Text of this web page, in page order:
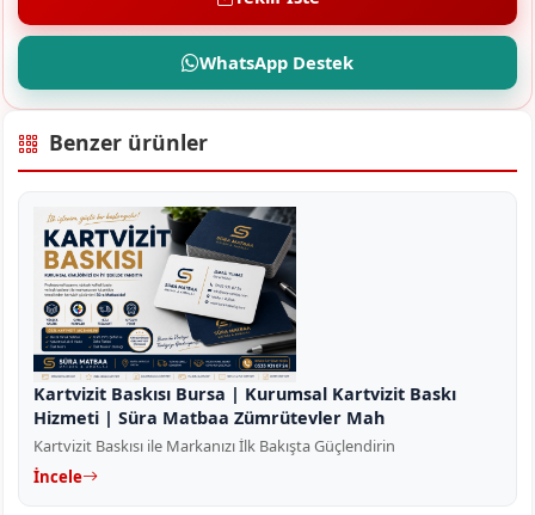
WhatsApp Destek
Benzer ürünler
Kartvizit Baskısı Bursa | Kurumsal Kartvizit Baskı
Hizmeti | Süra Matbaa Zümrütevler Mah
Kartvizit Baskısı ile Markanızı İlk Bakışta Güçlendirin
İncele